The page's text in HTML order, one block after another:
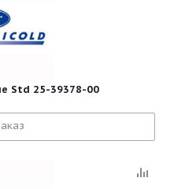
Вкладыши коренные Std 25-39378-00